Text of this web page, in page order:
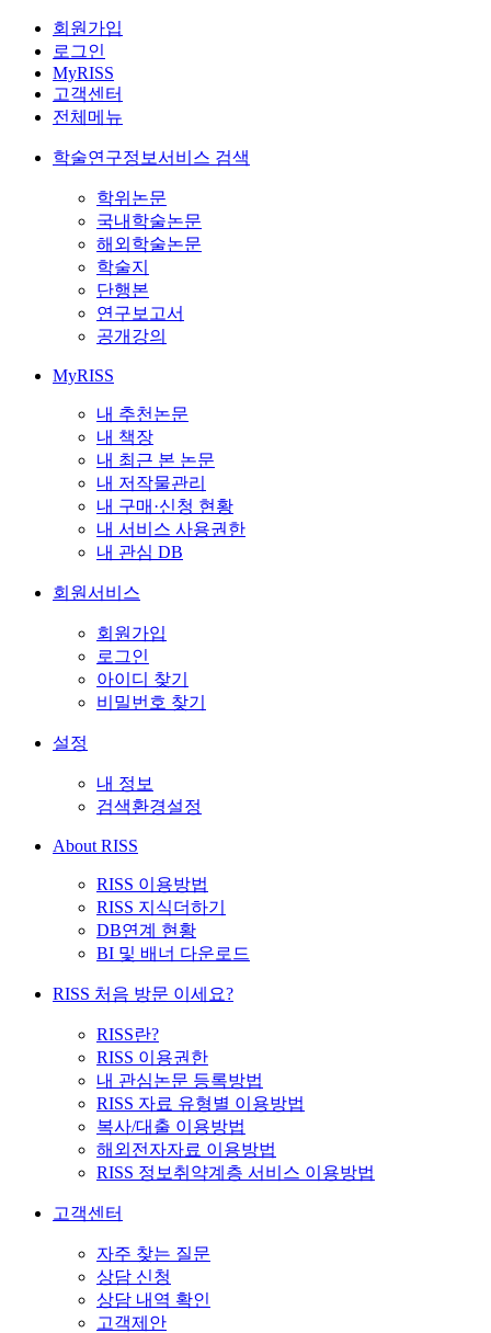
회원가입
로그인
MyRISS
고객센터
전체메뉴
학술연구정보서비스 검색
학위논문
국내학술논문
해외학술논문
학술지
단행본
연구보고서
공개강의
MyRISS
내 추천논문
내 책장
내 최근 본 논문
내 저작물관리
내 구매·신청 현황
내 서비스 사용권한
내 관심 DB
회원서비스
회원가입
로그인
아이디 찾기
비밀번호 찾기
설정
내 정보
검색환경설정
About RISS
RISS 이용방법
RISS 지식더하기
DB연계 현황
BI 및 배너 다운로드
RISS 처음 방문 이세요?
RISS란?
RISS 이용권한
내 관심논문 등록방법
RISS 자료 유형별 이용방법
복사/대출 이용방법
해외전자자료 이용방법
RISS 정보취약계층 서비스 이용방법
고객센터
자주 찾는 질문
상담 신청
상담 내역 확인
고객제안